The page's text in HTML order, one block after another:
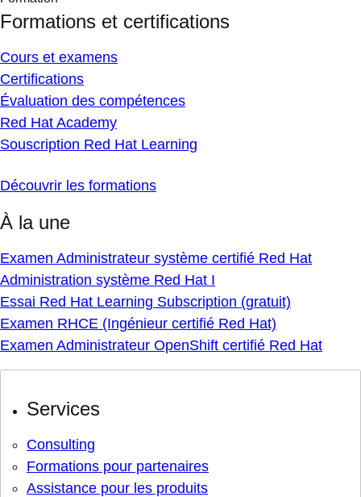
Formations et certifications
Cours et examens
Certifications
Évaluation des compétences
Red Hat Academy
Souscription Red Hat Learning
Découvrir les formations
À la une
Examen Administrateur système certifié Red Hat
Administration système Red Hat I
Essai Red Hat Learning Subscription (gratuit)
Examen RHCE (Ingénieur certifié Red Hat)
Examen Administrateur OpenShift certifié Red Hat
Services
Consulting
Formations pour partenaires
Assistance pour les produits